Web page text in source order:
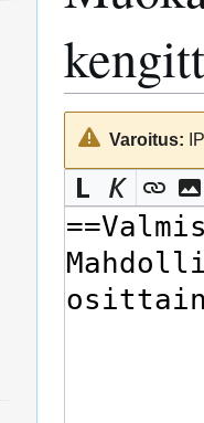
Siirry
navigaatioon
Siirry
hakuunVaroitus: